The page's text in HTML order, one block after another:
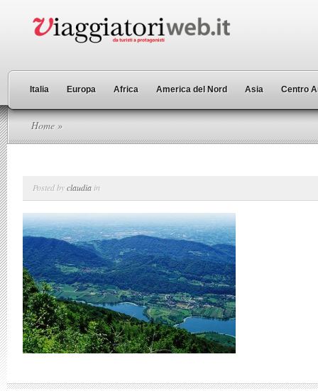
Italia Europa Africa America del Nord Asia Centro
Home »
Posted byclaudia in